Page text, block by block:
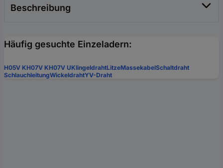
Beschreibung
Häufig gesuchte Einzeladern:
H05V KH07V KH07V UKlingeldrahtLitzeMassekabelSchaltdraht
SchlauchleitungWickeldrahtYV-Draht